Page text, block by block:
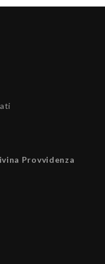
Provvidenza